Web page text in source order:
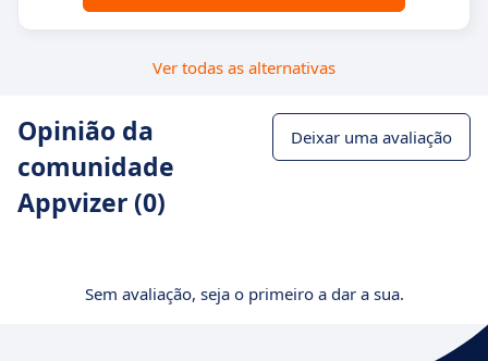
Ver todas as alternativas
Opinião da
comunidade
Appvizer (0)
Deixar uma avaliação
Sem avaliação, seja o primeiro a dar a sua.